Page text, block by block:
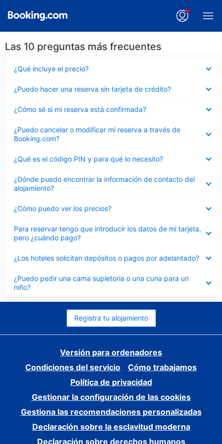
Las 10 preguntas más frecuentes
¿Qué incluye el precio?
cerrado
¿Puedo hacer una reserva sin tarjeta de crédito?
cerrado
¿Cómo sé si mi reserva está confirmada?
cerrado
¿Puedo cancelar o modificar mi reserva a través de
Booking.com?
cerrado
¿Qué es el código PIN y para qué lo necesito?
cerrado
¿Dónde puedo encontrar la información de contacto del
alojamiento?
cerrado
¿Cómo puedo ver los precios?
cerrado
Para reservar tengo que introducir los datos de mi tarjeta,
pero ¿cuándo pago?
cerrado
¿Los hoteles solicitan depósitos o pagos por adelantado?
cerrado
¿Puedo pedir una cama supletoria o una cuna para un
niño?
cerrado
Registra tu alojamiento
Versión para ordenadores
Condiciones del servicio
Cómo trabajamos
Política de privacidad
Gestionar la configuración de las cookies
Gestiona las recomendaciones personalizadas
Declaración sobre la esclavitud moderna
Declaración sobre derechos humanos